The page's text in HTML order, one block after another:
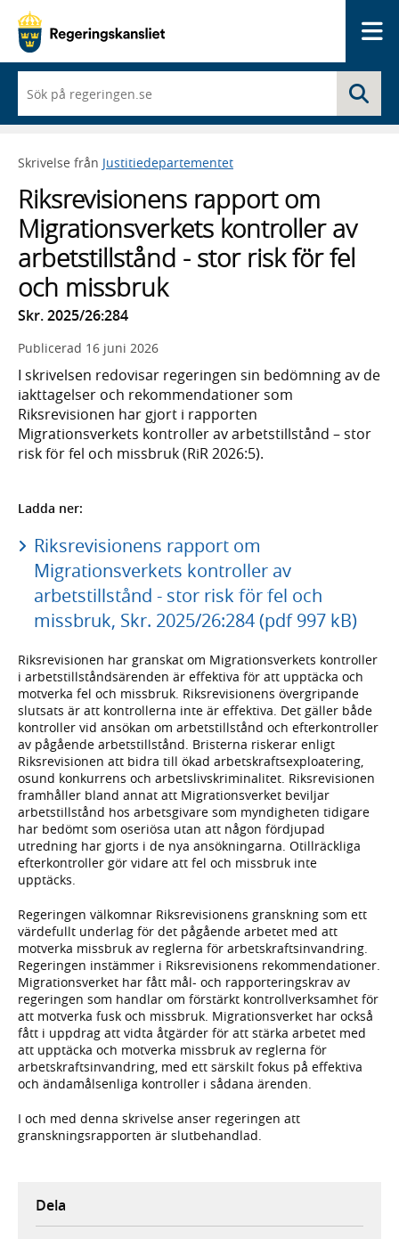
du
börjar
skriva
framträder
lista
med
sökförslag
Skrivelse från Justitiedepartementet
Riksrevisionens rapport om
Migrationsverkets kontroller av
arbetstillstånd - stor risk för fel
och missbruk
Skr. 2025/26:284
Publicerad 16 juni 2026
I skrivelsen redovisar regeringen sin bedömning av de
iakttagelser och rekommendationer som
Riksrevisionen har gjort i rapporten
Migrationsverkets kontroller av arbetstillstånd – stor
risk för fel och missbruk (RiR 2026:5).
Ladda ner:
Riksrevisionens rapport om
Migrationsverkets kontroller av
arbetstillstånd - stor risk för fel och
missbruk, Skr. 2025/26:284 (pdf 997 kB)
Riksrevisionen har granskat om Migrationsverkets kontroller
i arbetstillståndsärenden är effektiva för att upptäcka och
motverka fel och missbruk. Riksrevisionens övergripande
slutsats är att kontrollerna inte är effektiva. Det gäller både
kontroller vid ansökan om arbetstillstånd och efterkontroller
av pågående arbetstillstånd. Bristerna riskerar enligt
Riksrevisionen att bidra till ökad arbetskraftsexploatering,
osund konkurrens och arbetslivskriminalitet. Riksrevisionen
framhåller bland annat att Migrationsverket beviljar
arbetstillstånd hos arbetsgivare som myndigheten tidigare
har bedömt som oseriösa utan att någon fördjupad
utredning har gjorts i de nya ansökningarna. Otillräckliga
efterkontroller gör vidare att fel och missbruk inte
upptäcks.
Regeringen välkomnar Riksrevisionens granskning som ett
värdefullt underlag för det pågående arbetet med att
motverka missbruk av reglerna för arbetskraftsinvandring.
Regeringen instämmer i Riksrevisionens rekommendationer.
Migrationsverket har fått mål- och rapporteringskrav av
regeringen som handlar om förstärkt kontrollverksamhet för
att motverka fusk och missbruk. Migrationsverket har också
fått i uppdrag att vidta åtgärder för att stärka arbetet med
att upptäcka och motverka missbruk av reglerna för
arbetskraftsinvandring, med ett särskilt fokus på effektiva
och ändamålsenliga kontroller i sådana ärenden.
I och med denna skrivelse anser regeringen att
granskningsrapporten är slutbehandlad.
Dela